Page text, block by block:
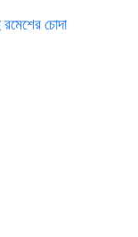
রমেশের চোদা